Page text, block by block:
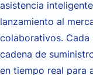
asistencia
lanzamiento al
colaborativos. Cada
cadena de
en tiempo real para